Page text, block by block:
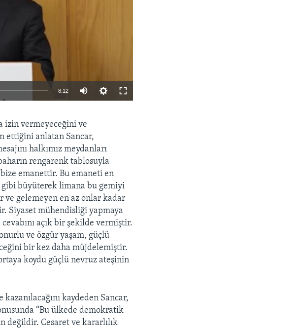
8:12
izin vermeyeceğini ve
ettiğini anlatan Sancar,
halkımız meydanları
rengarenk tablosuyla
emanettir. Bu emaneti en
gibi büyüterek limana bu gemiyi
ve gelemeyen en az onlar kadar
Siyaset mühendisliği yapmaya
açık bir şekilde vermiştir.
ve özgür yaşam, güçlü
bir kez daha müjdelemiştir.
koydu güçlü nevruz ateşinin
kaydeden Sancar,
“Bu ülkede demokratik
değildir. Cesaret ve kararlılık